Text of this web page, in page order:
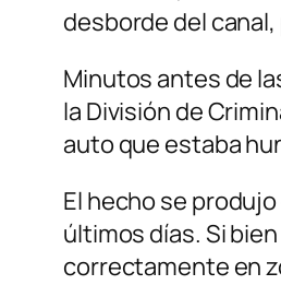
desborde del
Minutos antes de
la División de
auto que estaba
El hecho se
últimos días. Si
correctamente en